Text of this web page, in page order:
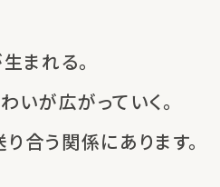
まれる。
いが広がっていく。
合う関係にあります。